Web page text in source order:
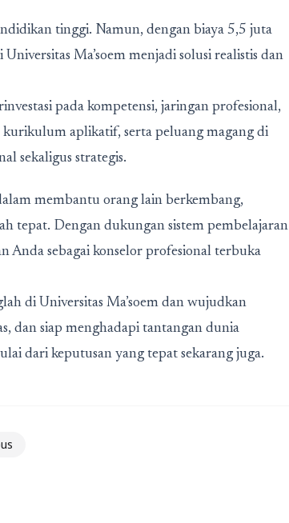
tinggi. Namun, dengan biaya 5,5 juta
Universitas Ma’soem menjadi solusi realistis dan
pada kompetensi, jaringan profesional,
kurikulum aplikatif, serta peluang magang di
sekaligus strategis.
membantu orang lain berkembang,
tepat. Dengan dukungan sistem pembelajaran
Anda sebagai konselor profesional terbuka
di Universitas Ma’soem dan wujudkan
dan siap menghadapi tantangan dunia
dari keputusan yang tepat sekarang juga.